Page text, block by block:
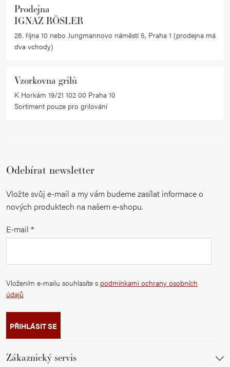
Prodejna
IGNAZ RÖSLER
28. října 10 nebo Jungmannovo náměstí 5, Praha 1 (prodejna má
dva vchody)
Vzorkovna grilů
K Horkám 19/21 102 00 Praha 10
Sortiment pouze pro grilování
Odebírat newsletter
Vložte svůj e-mail a my vám budeme zasílat informace o
nových produktech na našem e-shopu.
E-mail
Vložením e-mailu souhlasíte s podmínkami ochrany osobních
údajů
PŘIHLÁSIT SE
Zákaznický servis